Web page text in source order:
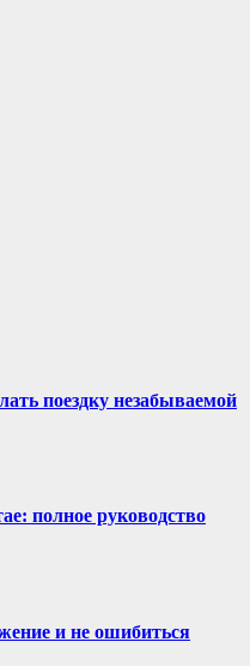
поездку незабываемой
полное руководство
и не ошибиться